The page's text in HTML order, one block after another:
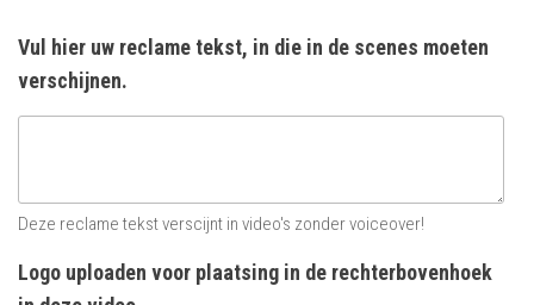
Vul hier uw reclame tekst, in die in de scenes moeten
verschijnen.
Deze reclame tekst verscijnt in video's zonder voiceover!
Logo uploaden voor plaatsing in de rechterbovenhoek